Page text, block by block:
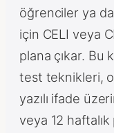
öğrenciler ya
için CELI veya
plana çıkar. Bu
test teknikleri,
yazılı ifade
veya 12